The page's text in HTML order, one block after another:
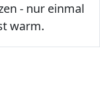
- nur einmal
warm.